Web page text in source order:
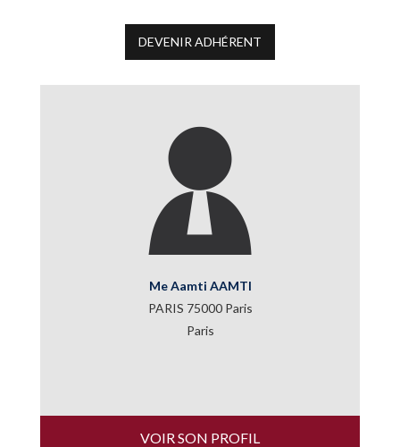
DEVENIR ADHÉRENT
Me Aamti AAMTI
PARIS 75000 Paris
Paris
VOIR SON PROFIL